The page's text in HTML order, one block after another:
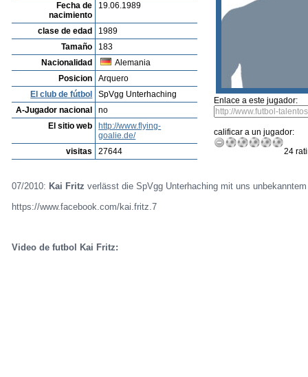
Fecha de
nacimiento
19.06.1989
clase de edad
1989
Tamaño
183
Nacionalidad
Alemania
Posicion
Arquero
El club de fútbol
SpVgg Unterhaching
A-Jugador nacional
no
El sitio web
http://www.flying-
goalie.de/
visitas
27644
Enlace a este jugador:
calificar a un jugador:
24
07/2010: Kai Fritzverlässt die SpVgg Unterhaching mit uns
https://www.facebook.com/kai.fritz.7
Video de futbol Kai Fritz: